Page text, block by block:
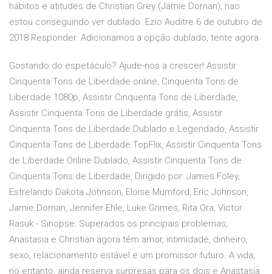
hábitos e atitudes de Christian Grey (Jamie Dornan), nao
estou conseguindo ver dublado. Ezio Auditre 6 de outubro de
2018 Responder. Adicionamos a opção dublado, tente agora
Gostando do espetáculo? Ajude-nos a crescer! Assistir
Cinquenta Tons de Liberdade online, Cinquenta Tons de
Liberdade 1080p, Assistir Cinquenta Tons de Liberdade,
Assistir Cinquenta Tons de Liberdade grátis, Assistir
Cinquenta Tons de Liberdade Dublado e Legendado, Assistir
Cinquenta Tons de Liberdade TopFlix, Assistir Cinquenta Tons
de Liberdade Online Dublado, Assistir Cinquenta Tons de
Cinquenta Tons de Liberdade, Dirigido por: James Foley,
Estrelando Dakota Johnson, Eloise Mumford, Eric Johnson,
Jamie Dornan, Jennifer Ehle, Luke Grimes, Rita Ora, Victor
Rasuk - Sinopse: Superados os principais problemas,
Anastasia e Christian agora têm amor, intimidade, dinheiro,
sexo, relacionamento estável e um promissor futuro. A vida,
no entanto, ainda reserva surpresas para os dois e Anastasia